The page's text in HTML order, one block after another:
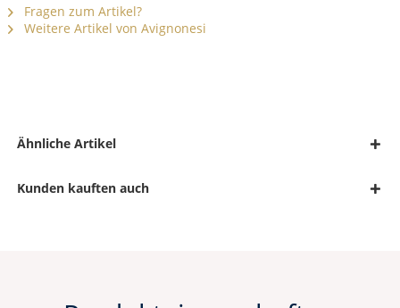
Fragen zum Artikel?
Weitere Artikel von Avignonesi
Ähnliche Artikel
Kunden kauften auch